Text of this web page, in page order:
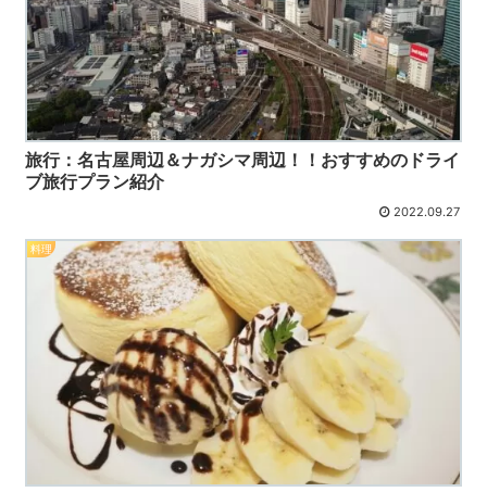
旅行：名古屋周辺＆ナガシマ周辺！！おすすめのドライ
ブ旅行プラン紹介
2022.09.27
料理